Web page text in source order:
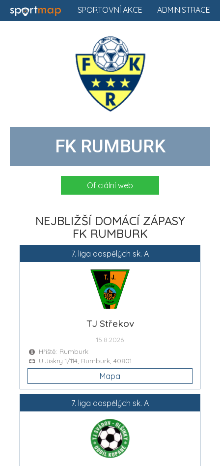
ADMINISTRACE
SPORTOVNÍ AKCE
FK RUMBURK
Oficiální web
NEJBLIŽŠÍ DOMÁCÍ ZÁPASY
FK RUMBURK
7. liga dospělých sk. A
TJ Střekov
15.8.2026
Hřiště: Rumburk
U Jiskry 1/114, Rumburk, 40801
Mapa
7. liga dospělých sk. A